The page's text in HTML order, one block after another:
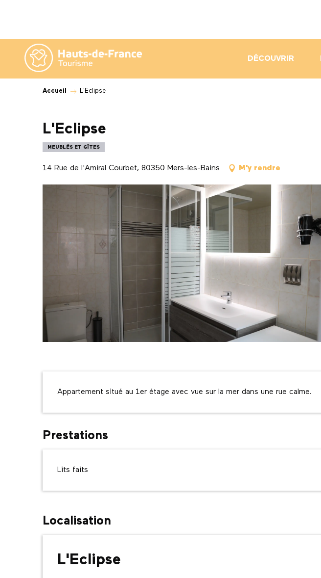
contenu
principal
DÉCOUVRIR
Accueil L'Eclipse
L'Eclipse
MEUBLÉS ET GÎTES
14 Rue de l'Amiral Courbet, 80350 Mers-les-Bains M'y rendre
Description
Appartement situé au 1er étage avec vue sur la mer dans une rue calme.
Prestations
Lits faits
Localisation
L'Eclipse